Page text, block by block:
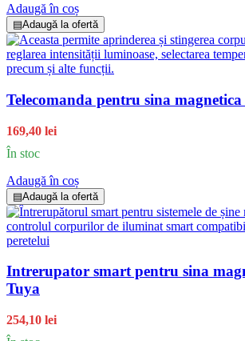
Adaugă în coș
▤Adaugă la ofertă
Telecomanda pentru sina
169,40 lei
În stoc
Adaugă în coș
▤Adaugă la ofertă
Intrerupator smart pentru sina
Tuya
254,10 lei